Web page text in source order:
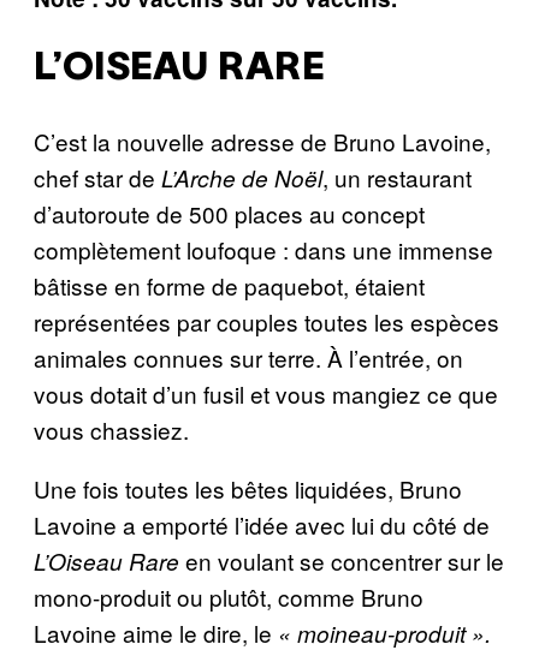
L’OISEAU RARE
C’est la nouvelle adresse de Bruno Lavoine,
chef star de L’Arche de Noël, un restaurant
d’autoroute de 500 places au concept
complètement loufoque : dans une immense
bâtisse en forme de paquebot, étaient
représentées par couples toutes les espèces
animales connues sur terre. À l’entrée, on
vous dotait d’un fusil et vous mangiez ce que
vous chassiez.
Une fois toutes les bêtes liquidées, Bruno
Lavoine a emporté l’idée avec lui du côté de
L’Oiseau Rare en voulant se concentrer sur le
mono-produit ou plutôt, comme Bruno
Lavoine aime le dire, le « moineau-produit ».